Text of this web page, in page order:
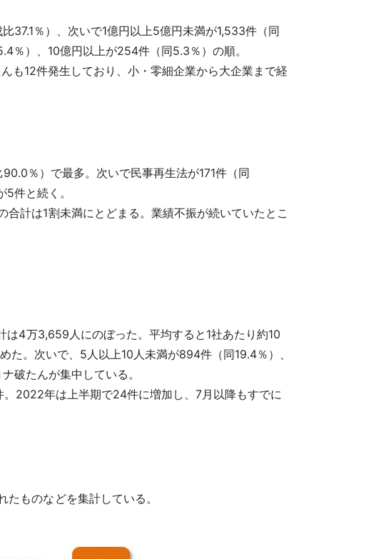
37.1％）、次いで1億円以上5億円未満が1,533件（同
％）、10億円以上が254件（同5.3％）の順。
12件発生しており、小・零細企業から大企業まで経
％）で最多。次いで民事再生法が171件（同
件と続く。
計は1割未満にとどまる。業績不振が続いていたとこ
4万3,659人にのぼった。平均すると1社あたり約10
。次いで、5人以上10人未満が894件（同19.4％）、
破たんが集中している。
2022年は上半期で24件に増加し、7月以降もすでに
ものなどを集計している。